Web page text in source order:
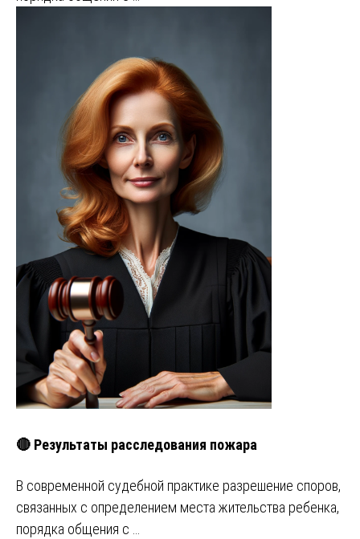
🔴 Результаты расследования пожара
В современной судебной практике разрешение споров,
связанных с определением места жительства ребенка,
порядка общения с …